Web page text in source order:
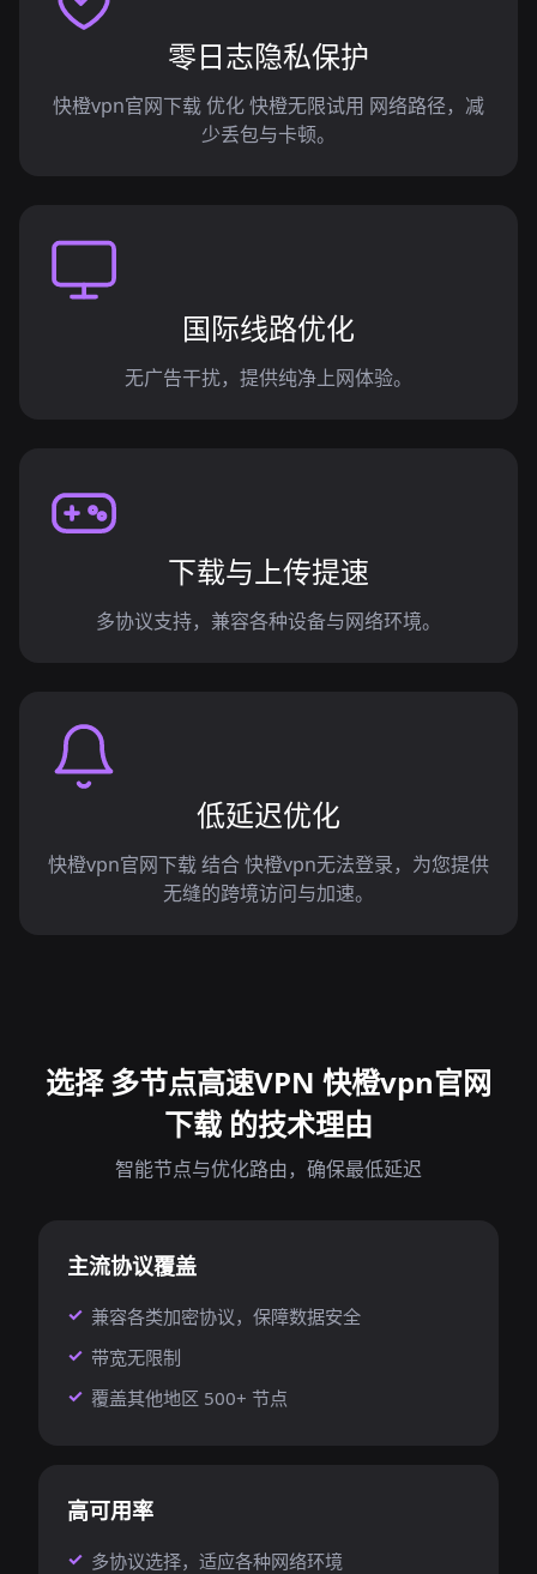
零日志隐私保护
快橙vpn官网下载 优化 快橙无限试用 网络路径，减
少丢包与卡顿。
国际线路优化
无广告干扰，提供纯净上网体验。
下载与上传提速
多协议支持，兼容各种设备与网络环境。
低延迟优化
快橙vpn官网下载 结合 快橙vpn无法登录，为您提供
无缝的跨境访问与加速。
选择 多节点高速VPN 快橙vpn官网
下载 的技术理由
智能节点与优化路由，确保最低延迟
主流协议覆盖
兼容各类加密协议，保障数据安全
带宽无限制
覆盖其他地区 500+ 节点
高可用率
多协议选择，适应各种网络环境